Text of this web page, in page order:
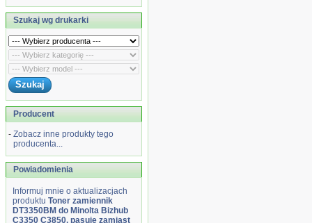
Szukaj wg drukarki
Producent
- Zobacz inne produkty tego
producenta...
Powiadomienia
Informuj mnie o aktualizacjach
produktu Toner zamiennik
DT3350BM do Minolta Bizhub
C3350 C3850, pasuje zamiast